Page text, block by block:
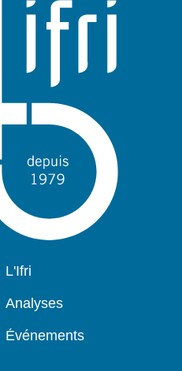
Navigation
L'Ifri
Analyses
Événements